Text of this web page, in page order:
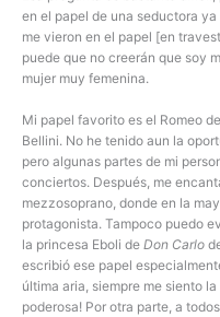
en el papel de una seductora
me vieron en el papel [en
puede que no creerán que soy
mujer muy femenina.
Mi papel favorito es el Romeo de
Bellini. No he tenido aun la
pero algunas partes de mi
conciertos. Después, me
mezzosoprano, donde en la
protagonista. Tampoco puedo
la princesa Eboli de Don Carlo
escribió ese papel
última aria, siempre me siento
poderosa! Por otra parte, a